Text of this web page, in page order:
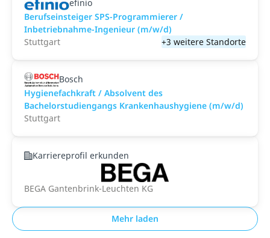
efinio
Berufseinsteiger SPS-Programmierer /
Inbetriebnahme-Ingenieur (m/w/d)
Stuttgart
+3 weitere Standorte
Bosch
Hygienefachkraft / Absolvent des
Bachelorstudiengangs Krankenhaushygiene (m/w/d)
Stuttgart
Karriereprofil erkunden
BEGA Gantenbrink-Leuchten KG
Mehr laden